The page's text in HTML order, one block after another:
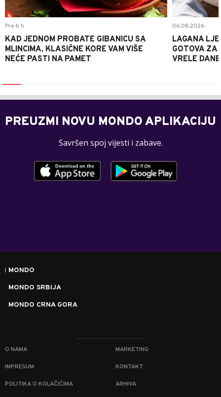
Pre 6 h
KAD JEDNOM PROBATE GIBANICU SA
MLINCIMA, KLASIČNE KORE VAM VIŠE
NEĆE PASTI NA PAMET
06.08.2026.
LAGANA
GOTOVA ZA
VRELE DANE
PREUZMI NOVU MONDO APLIKACIJU
Savršen spoj vijesti i zabave.
MONDO
MONDO SRBIJA
MONDO CRNA GORA
O NAMA MARKETING
IMPRESUM KONTAKT
POLITIKA O KOLAČIĆIMA ARHIVA